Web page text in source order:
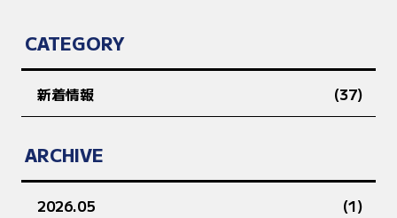
CATEGORY
新着情報 (37)
ARCHIVE
2026.05 (1)